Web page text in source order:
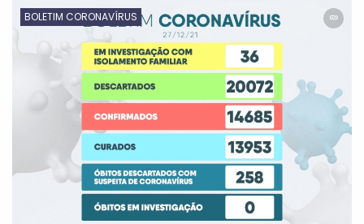
BOLETIM CORONAVÍRUS